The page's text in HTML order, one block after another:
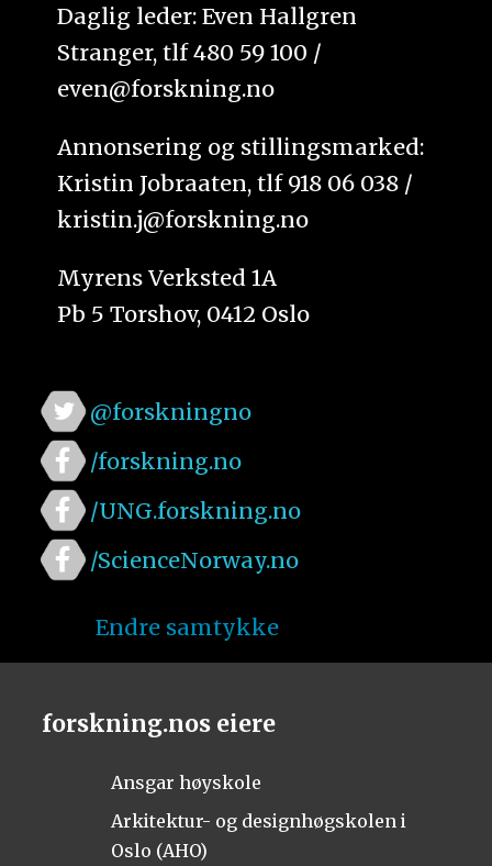
Daglig leder: Even Hallgren
Stranger, tlf 480 59 100 /
even@forskning.no
Annonsering og stillingsmarked:
Kristin Jobraaten, tlf 918 06 038 /
kristin.j@forskning.no
Myrens Verksted 1A
Pb 5 Torshov, 0412 Oslo
@forskningno
/forskning.no
/UNG.forskning.no
/ScienceNorway.no
Endre samtykke
forskning.nos eiere
Ansgar høyskole
Arkitektur- og designhøgskolen i
Oslo (AHO)